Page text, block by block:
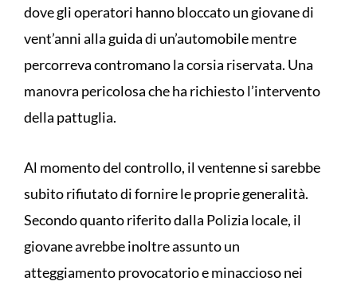
dove gli operatori hanno bloccato un giovane di
vent’anni alla guida di un’automobile mentre
percorreva contromano la corsia riservata. Una
manovra pericolosa che ha richiesto l’intervento
della pattuglia.
Al momento del controllo, il ventenne si sarebbe
subito rifiutato di fornire le proprie generalità.
Secondo quanto riferito dalla Polizia locale, il
giovane avrebbe inoltre assunto un
atteggiamento provocatorio e minaccioso nei